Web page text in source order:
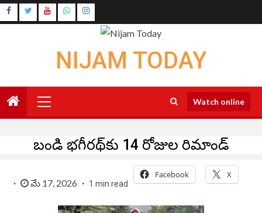
Skip
to
Instagram
NIJAM TODAY
Menu
Watch online
బండి భగీరథ్‌కు 14 రోజుల రిమాండ్
మే 17, 2026 1 min read
Facebook X